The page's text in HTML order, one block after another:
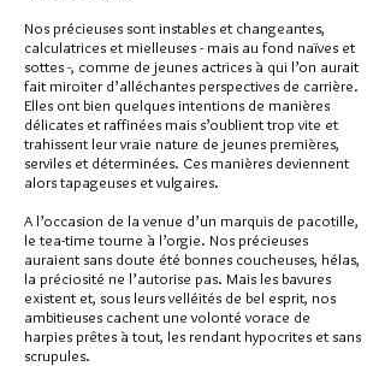
Nos précieuses sont instables et changeantes,
calculatrices et mielleuses - mais au fond naïves et
sottes -, comme de jeunes actrices à qui l’on aurait
fait miroiter d’alléchantes perspectives de carrière.
Elles ont bien quelques intentions de manières
délicates et raffinées mais s’oublient trop vite et
trahissent leur vraie nature de jeunes premières,
serviles et déterminées. Ces manières deviennent
alors tapageuses et vulgaires.
A l’occasion de la venue d’un marquis de pacotille,
le tea-time tourne à l’orgie. Nos précieuses
auraient sans doute été bonnes coucheuses, hélas,
la préciosité ne l’autorise pas. Mais les bavures
existent et, sous leurs velléités de bel esprit, nos
ambitieuses cachent une volonté vorace de
harpies prêtes à tout, les rendant hypocrites et sans
scrupules.